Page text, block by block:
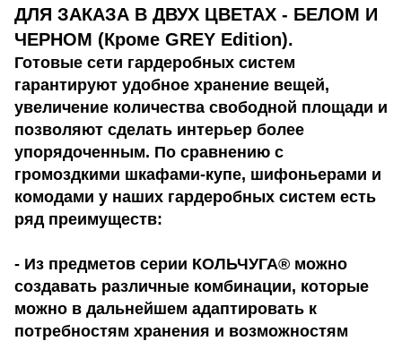
ДЛЯ ЗАКАЗА В ДВУХ ЦВЕТАХ - БЕЛОМ И
ЧЕРНОМ (Кроме GREY Edition).
Готовые сети гардеробных систем
гарантируют удобное хранение вещей,
увеличение количества свободной площади и
позволяют сделать интерьер более
упорядоченным. По сравнению с
громоздкими шкафами-купе, шифоньерами и
комодами у наших гардеробных систем есть
ряд преимуществ:
- Из предметов серии КОЛЬЧУГА® можно
создавать различные комбинации, которые
можно в дальнейшем адаптировать к
потребностям хранения и возможностям